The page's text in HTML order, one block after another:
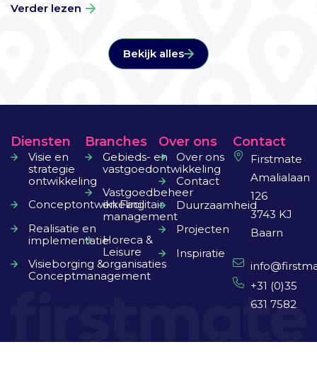
Verder lezen
Bekijk alles
Diensten
Visie en
strategie
ontwikkeling
Conceptontwikkeling
Realisatie en
implementatie
Visieborging &
Conceptmanagement
Branches
Gebieds- en
vastgoedontwikkeling
Vastgoedbeheer
en Facilitair
management
Horeca &
Leisure
organisaties
Over ons
Over ons
Contact
Duurzaamheid
Projecten
Inspiratie
Contact
Firstmate
Amalialaan
126
3743 KJ
Baarn
+31 (0)35
631 7582